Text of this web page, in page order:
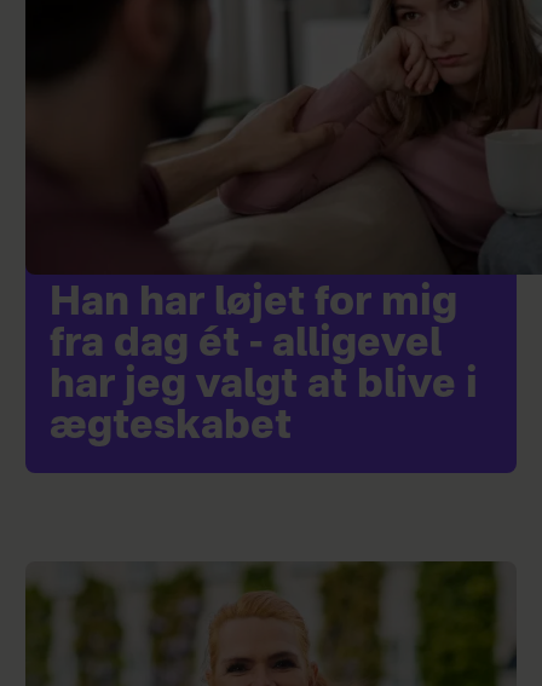
Han har løjet for mig
fra dag ét - alligevel
har jeg valgt at blive i
ægteskabet